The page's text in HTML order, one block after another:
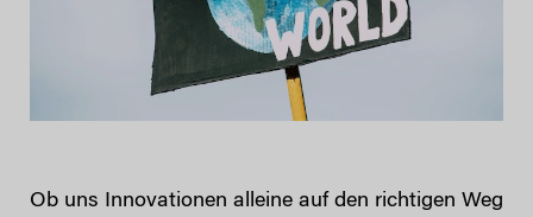
Ob uns Innovationen alleine auf den richtigen Weg